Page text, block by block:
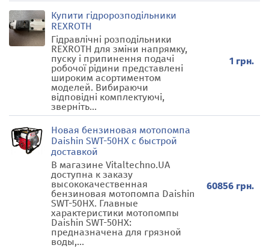
Купити гідророзподільники
REXROTH
Гідравлічні розподільники
REXROTH для зміни напрямку,
пуску і припинення подачі
робочої рідини представлені
широким асортиментом
моделей. Вибираючи
відповідні комплектуючі,
зверніть...
1 грн.
Новая бензиновая мотопомпа
Daishin SWT-50HX с быстрой
доставкой
В магазине Vitaltechno.UA
доступна к заказу
высококачественная
бензиновая мотопомпа Daishin
SWT-50HX. Главные
характеристики мотопомпы
Daishin SWT-50HX:
предназначена для грязной
воды,...
60856 грн.